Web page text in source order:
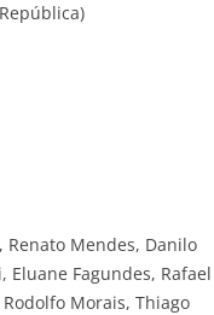
Renato Mendes, Danilo
Eluane Fagundes, Rafael
Morais, Thiago